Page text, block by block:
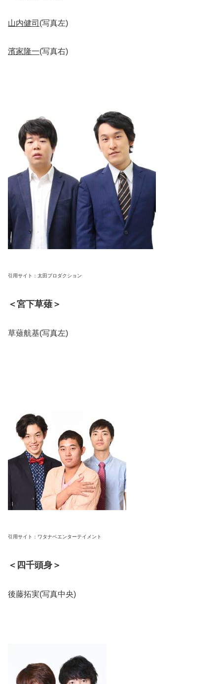
山内健司 (写真左)
濱家隆一(写真右)
引用サイト：太田プロダクション
＜宮下草薙＞
草薙航基(写真左)
引用サイト：ワタナベエンターテイメント
＜四千頭身＞
後藤拓実(写真中央)